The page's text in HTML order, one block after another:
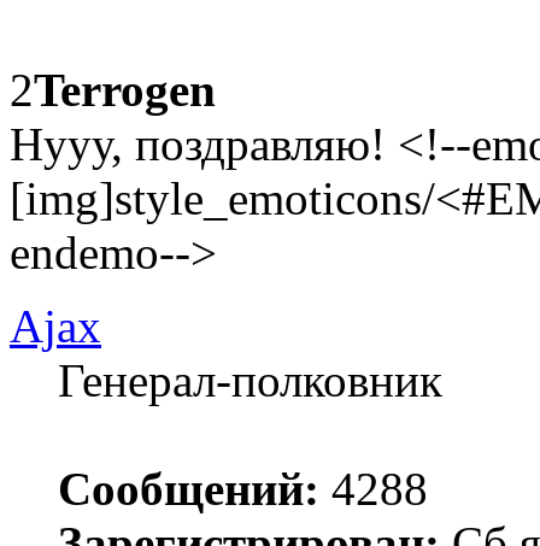
2Terrogen
Нууу, поздравляю! <!--
[img]style_emoticons/
endemo-->
Ajax
Генерал-полковник
Сообщений: 4288